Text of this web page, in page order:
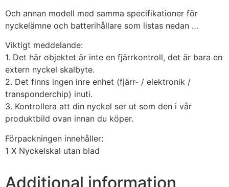
Och annan modell med samma specifikationer för
nyckelämne och batterihållare som listas nedan …
Viktigt meddelande:
1. Det här objektet är inte en fjärrkontroll, det är bara en
extern nyckel skalbyte.
2. Det finns ingen inre enhet (fjärr- / elektronik /
transponderchip) inuti.
3. Kontrollera att din nyckel ser ut som den i vår
produktbild ovan innan du köper.
Förpackningen innehåller:
1 X Nyckelskal utan blad
Additional information